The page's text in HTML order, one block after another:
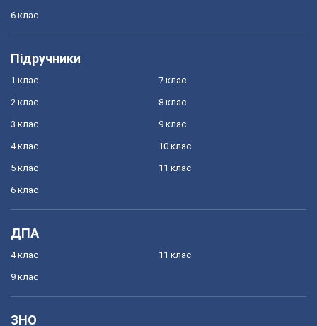
6 клас
Підручники
1 клас
2 клас
3 клас
4 клас
5 клас
6 клас
7 клас
8 клас
9 клас
10 клас
11 клас
ДПА
4 клас
9 клас
11 клас
ЗНО